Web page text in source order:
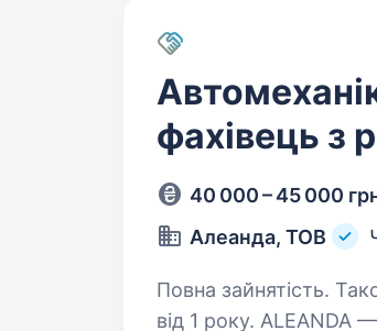
фахівець з
40 000 – 45 000
Алеанда, ТОВ
Повна зайнятість.
від 1 року. ALEANDA — компанія що більше 15 років займається продажем